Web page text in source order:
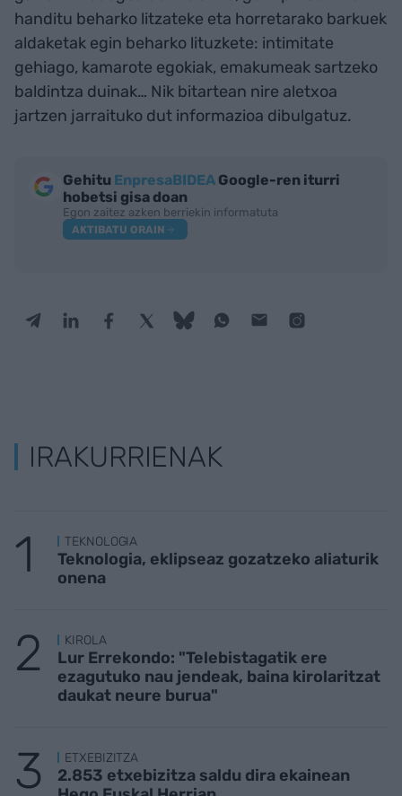
handitu beharko litzateke eta horretarako barkuek
aldaketak egin beharko lituzkete: intimitate
gehiago, kamarote egokiak, emakumeak sartzeko
baldintza duinak… Nik bitartean nire aletxoa
jartzen jarraituko dut informazioa dibulgatuz.
Gehitu EnpresaBIDEA Google-ren iturri
hobetsi gisa doan
Egon zaitez azken berriekin informatuta
AKTIBATU ORAIN
IRAKURRIENAK
TEKNOLOGIA
Teknologia, eklipseaz gozatzeko aliaturik
onena
KIROLA
Lur Errekondo: "Telebistagatik ere
ezagutuko nau jendeak, baina kirolaritzat
daukat neure burua"
ETXEBIZITZA
2.853 etxebizitza saldu dira ekainean